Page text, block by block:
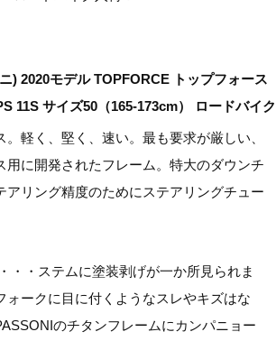
) 2020モデル TOPFORCE トップフォース
11S サイズ50（165-173cm） ロードバイク
軽く、堅く、速い。最も要求が厳しい、
用に開発されたフレーム。特大のダウンチ
アリング精度のためにステアリングチュー
・・ステムに塗装剥げが一か所見られま
ォークに目に付くようなスレやキズはな
のチタンフレームにカンパニョー